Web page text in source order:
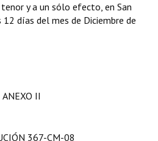
y a un sólo efecto, en San
días del mes de Diciembre de
ANEXO II
367-CM-08